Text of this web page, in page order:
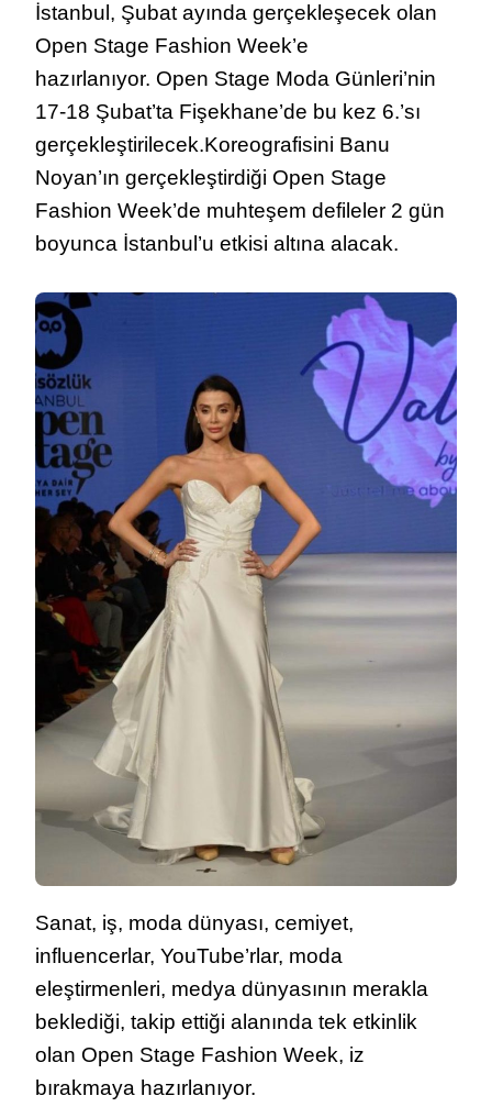
İstanbul, Şubat ayında gerçekleşecek olan
Open Stage Fashion Week’e
hazırlanıyor. Open Stage Moda Günleri’nin
17-18 Şubat’ta Fişekhane’de bu kez 6.’sı
gerçekleştirilecek.Koreografisini Banu
Noyan’ın gerçekleştirdiği Open Stage
Fashion Week’de muhteşem defileler 2 gün
boyunca İstanbul’u etkisi altına alacak.
Sanat, iş, moda dünyası, cemiyet,
influencerlar, YouTube’rlar, moda
eleştirmenleri, medya dünyasının merakla
beklediği, takip ettiği alanında tek etkinlik
olan Open Stage Fashion Week, iz
bırakmaya hazırlanıyor.